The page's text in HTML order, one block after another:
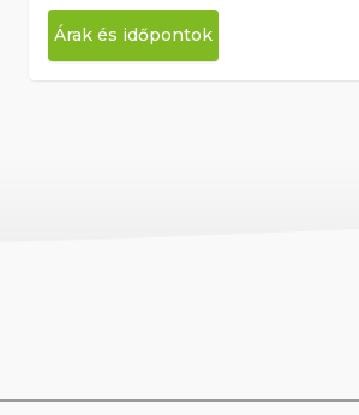
Árak és időpontok